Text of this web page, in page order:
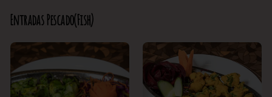
Entradas Pescado(Fish)